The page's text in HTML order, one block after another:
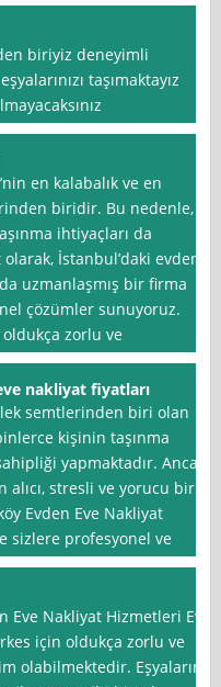
biriyiz deneyimli
taşımaktayız
en kalabalık ve en
biridir. Bu nedenle,
ihtiyaçları da
İstanbul’daki evden
uzmanlaşmış bir firma
çözümler sunuyoruz.
zorlu ve
nakliyat fiyatları
semtlerinden biri olan
kişinin taşınma
yapmaktadır. Ancak
alıcı, stresli ve yorucu bir
Evden Eve Nakliyat
sizlere profesyonel ve
Eve Nakliyat Hizmetleri Ev
için oldukça zorlu ve
olabilmektedir. Eşyaların